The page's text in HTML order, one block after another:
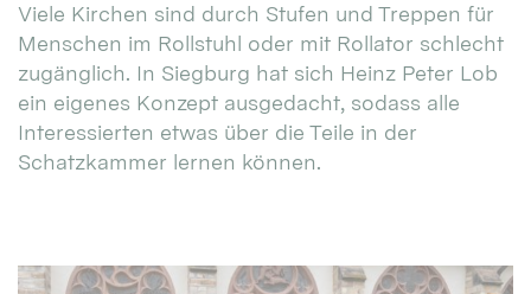
Viele Kirchen sind durch Stufen und Treppen für
Menschen im Rollstuhl oder mit Rollator schlecht
zugänglich. In Siegburg hat sich Heinz Peter Lob
ein eigenes Konzept ausgedacht, sodass alle
Interessierten etwas über die Teile in der
Schatzkammer lernen können.